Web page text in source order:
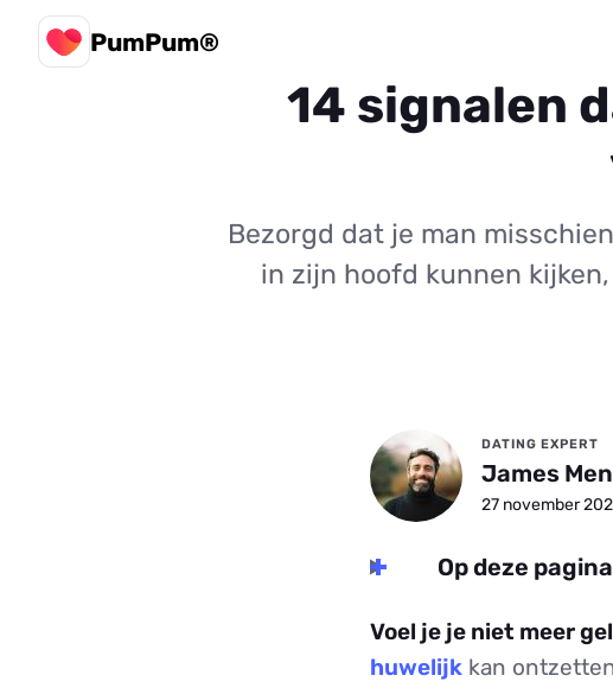
PumPum®
14 signalen
Bezorgd dat je man
in zijn hoofd kunnen
DATING EXPERT
James
27 november
Op deze pagina
Voel je je niet meer
huwelijk kan